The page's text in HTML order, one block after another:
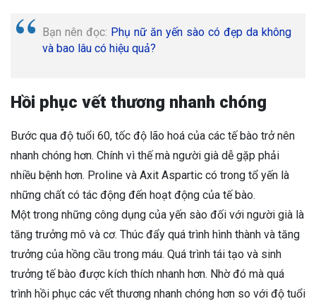
Bạn nên đọc: Phụ nữ ăn yến sào có đẹp da không
và bao lâu có hiệu quả?
Hồi phục vết thương nhanh chóng
Bước qua độ tuổi 60, tốc độ lão hoá của các tế bào trở nên
nhanh chóng hơn. Chính vì thế mà người già dễ gặp phải
nhiều bệnh hơn. Proline và Axit Aspartic có trong tổ yến là
những chất có tác động đến hoạt động của tế bào.
Một trong những công dụng của yến sào đối với người già là
tăng trưởng mô và cơ. Thúc đẩy quá trình hình thành và tăng
trưởng của hồng cầu trong máu. Quá trình tái tạo và sinh
trưởng tế bào được kích thích nhanh hơn. Nhờ đó mà quá
trình hồi phục các vết thương nhanh chóng hơn so với độ tuổi